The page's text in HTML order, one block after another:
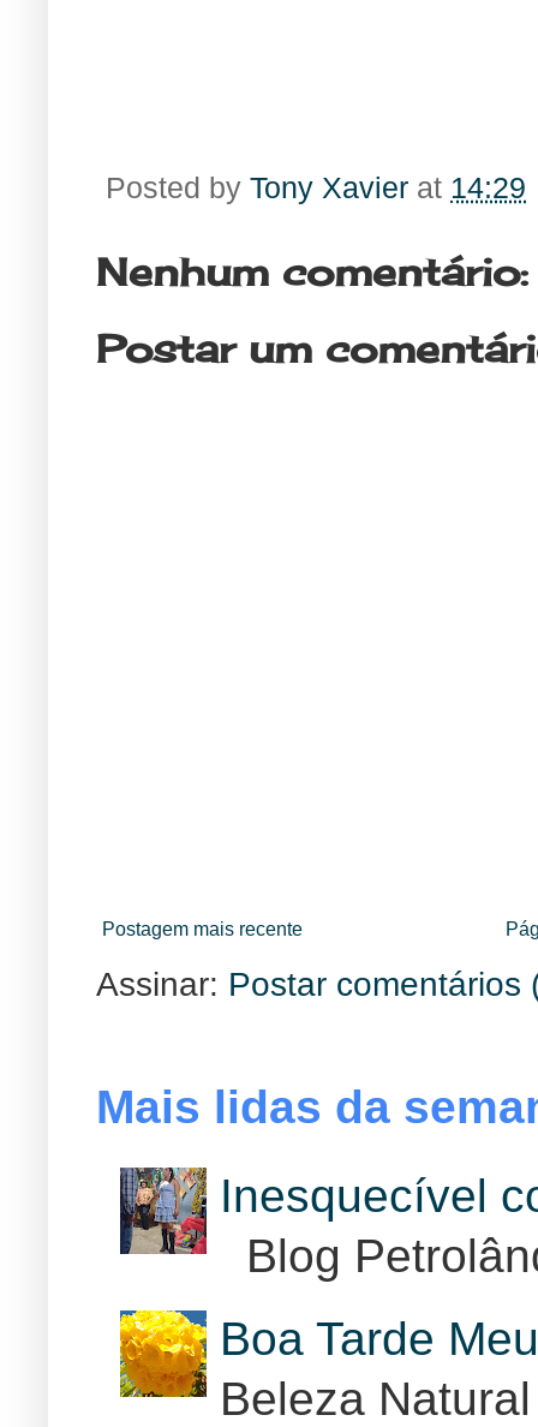
Posted by Tony Xavier at 14:29
Nenhum comentário:
Postar um
Postagem mais recente
Assinar: Postar comentários
Mais lidas da
Inesquecível
Blog
Boa Tarde
Beleza